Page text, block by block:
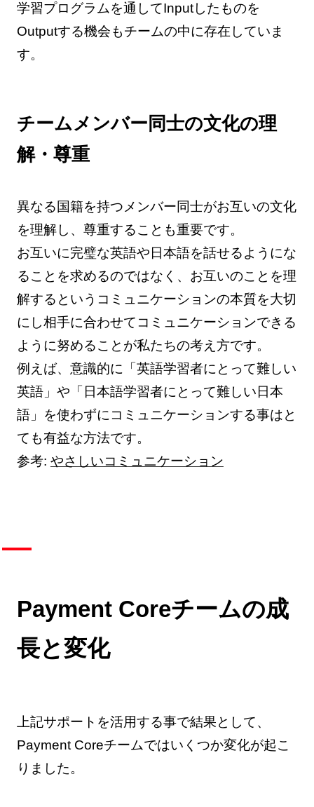
学習プログラムを通してInputしたものを
Outputする機会もチームの中に存在していま
す。
チームメンバー同士の文化の理
解・尊重
異なる国籍を持つメンバー同士がお互いの文化
を理解し、尊重することも重要です。
お互いに完璧な英語や日本語を話せるようにな
ることを求めるのではなく、お互いのことを理
解するというコミュニケーションの本質を大切
にし相手に合わせてコミュニケーションできる
ように努めることが私たちの考え方です。
例えば、意識的に「英語学習者にとって難しい
英語」や「日本語学習者にとって難しい日本
語」を使わずにコミュニケーションする事はと
ても有益な方法です。
参考: やさしいコミュニケーション
Payment Coreチームの成
長と変化
上記サポートを活用する事で結果として、
Payment Coreチームではいくつか変化が起こ
りました。